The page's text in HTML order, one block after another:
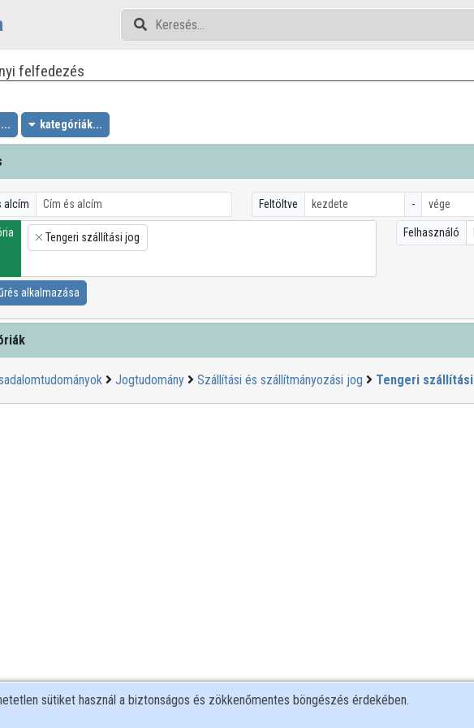
felfedezés
kategóriák...
alcím Feltöltve -
×
Tengeri szállítási jog Felhasználó
alkalmazása
Jogtudomány Szállítási és szállítmányozási jog Tengeri
sütiket használ a biztonságos és zökkenőmentes böngészés érdekében.